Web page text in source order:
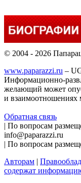
© 2004 - 2026
www.paparazzi.ru –
Информационно-
желающий может
и взаимоотношениях
Обратная связь
| По вопросам
info@paparazzi.ru
| По вопросам
Авторам |
содержат